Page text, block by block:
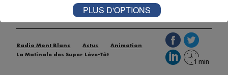
Publié par La rédaction Montblanclive-2 octobre 2018 à
11h21
Radio Mont Blanc Actus
Animation
La Matinale des Super Lève-Tôt
PLUS D'OPTIONS